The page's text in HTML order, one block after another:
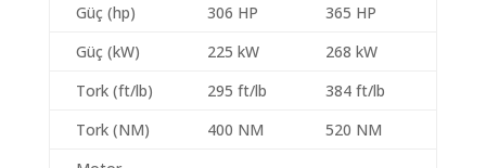
Güç (hp) 306 HP
365 HP
Güç (kW)
225 kW
268 kW
Tork (ft/lb)
295 ft/lb
384 ft/lb
Tork (NM)
400 NM
520 NM